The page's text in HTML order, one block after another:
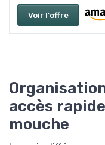
Voir l'offre
accès
mouche